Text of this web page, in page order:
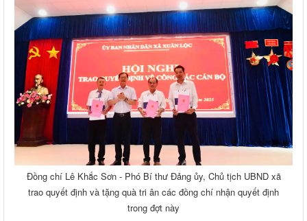
Đồng chí Lê Khắc Sơn - Phó Bí thư Đảng ủy, Chủ tịch UBND xã
trao quyết định và tặng quà tri ân các đồng chí nhận quyết định
trong đợt này